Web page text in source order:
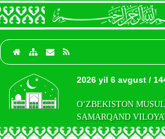
2026 yil 6 avgust /
O‘ZBEKISTON
SAMARQAND